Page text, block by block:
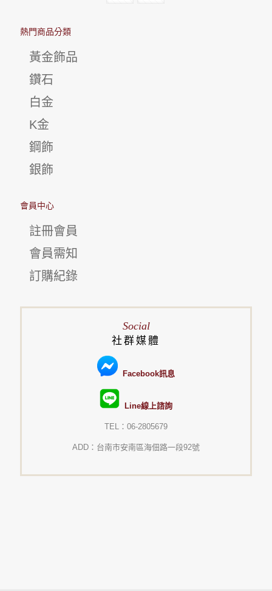
熱門商品分類
黃金飾品
鑽石
白金
K金
鋼飾
銀飾
會員中心
註冊會員
會員需知
訂購紀錄
Social
社群媒體
Facebook訊息
Line線上諮詢
TEL：06-2805679
ADD：台南市安南區海佃路一段92號